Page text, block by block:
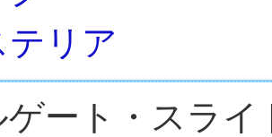
リア
ゲート・スラ